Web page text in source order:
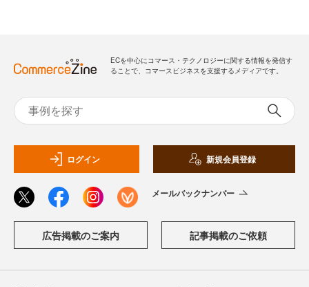
ECを中心にコマース・テクノロジーに関する情報を発信す
ることで、コマースビジネスを支援するメディアです。
ログイン 新規会員登録
メールバックナンバー
広告掲載のご案内 記事掲載のご依頼